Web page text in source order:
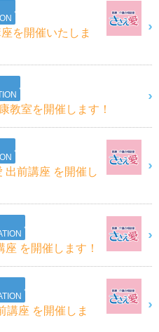
を開催いたしま
室を開催します！
出前講座 を開催し
を開催します！
講座 を開催しま